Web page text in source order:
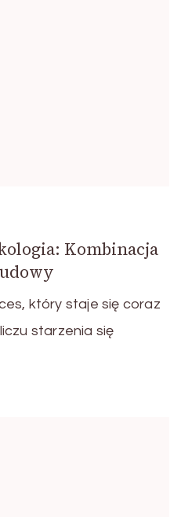
Kombinacja
który staje się coraz
starzenia się